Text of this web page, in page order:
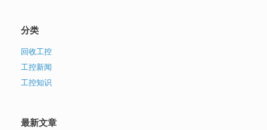
分类
回收工控
工控新闻
工控知识
最新文章